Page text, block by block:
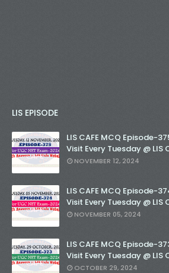
LIS EPISODE
LIS CAFE MCQ Episode-
Visit Every Tuesday @ LIS
NOVEMBER 12, 2024
LIS CAFE MCQ Episode-
Visit Every Tuesday @ LIS
NOVEMBER 05, 2024
LIS CAFE MCQ Episode-
Visit Every Tuesday @ LIS
OCTOBER 29, 2024